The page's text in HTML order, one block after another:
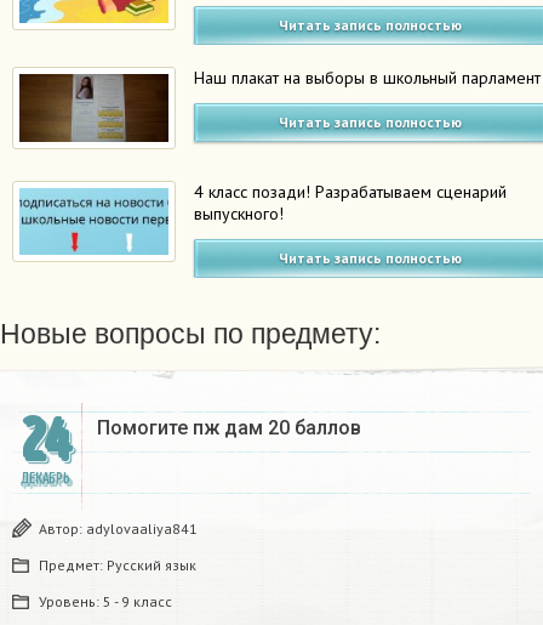
Читать запись полностью
Наш плакат на выборы в школьный парламент
Читать запись полностью
4 класс позади! Разрабатываем сценарий
выпускного!
Читать запись полностью
Новые вопросы по предмету:
24
ДЕКАБРЬ
Помогите пж дам 20 баллов ​
Автор: adylovaaliya841
Предмет: Русский язык
Уровень: 5 - 9 класс